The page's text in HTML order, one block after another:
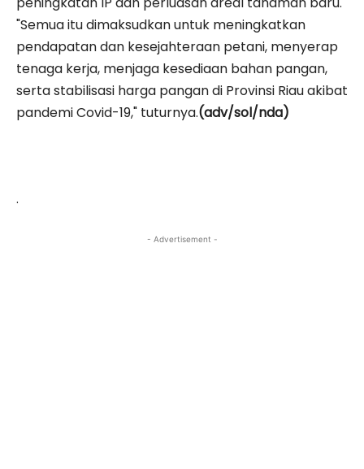
"Semua itu dimaksudkan untuk meningkatkan
pendapatan dan kesejahteraan petani, menyerap
tenaga kerja, menjaga kesediaan bahan pangan,
serta stabilisasi harga pangan di Provinsi Riau akibat
pandemi Covid-19," tuturnya.(adv/sol/nda)
.
- Advertisement -